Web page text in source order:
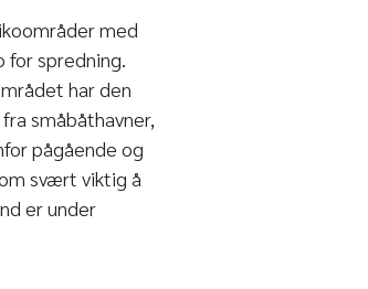
med
for spredning.
har den
småbåthavner,
pågående og
svært viktig å
er under